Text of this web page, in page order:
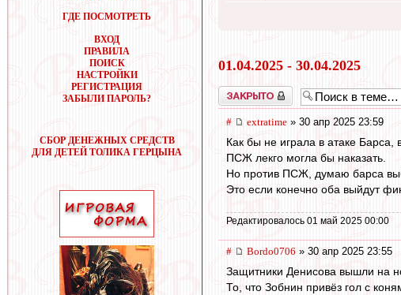
ГДЕ ПОСМОТРЕТЬ
ВХОД
ПРАВИЛА
ПОИСК
НАСТРОЙКИ
РЕГИСТРАЦИЯ
ЗАБЫЛИ ПАРОЛЬ?
СБОР ДЕНЕЖНЫХ СРЕДСТВ
ДЛЯ ДЕТЕЙ ТОЛИКА ГЕРЦЫНА
01.04.2025 - 30.04.2025
Закрыто
# extratime » 30 апр 2025 23:59
Как бы не играла в атаке
ПСЖ лекго могла бы наказать.
Но против ПСЖ, думаю барса
Это если конечно оба выйдут
Редактировалось 01 май 2025 00:00
# Bordo0706 » 30 апр 2025 23:55
Защитники Денисова вышли на
То, что Зобнин привёз гол с